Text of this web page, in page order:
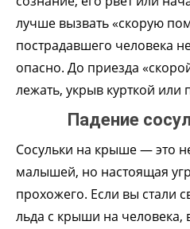
лучше вызвать «скорую
пострадавшего человека
опасно. До приезда
лежать, укрыв курткой или
Падение
Сосульки на крыше — это
малышей, но настоящая
прохожего. Если вы стали
льда с крыши на человека,